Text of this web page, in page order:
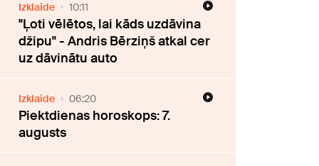
Izklaide 10:11
"Ļoti vēlētos, lai kāds uzdāvina
džipu" - Andris Bērziņš atkal cer
uz dāvinātu auto
Izklaide 06:20
Piektdienas horoskops: 7.
augusts